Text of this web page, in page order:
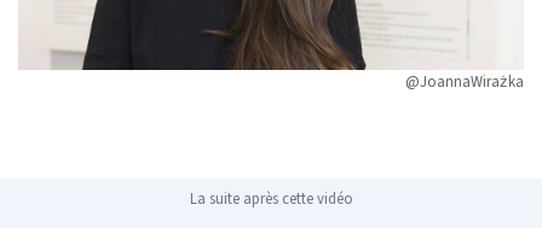
@JoannaWirażka
La suite après cette vidéo